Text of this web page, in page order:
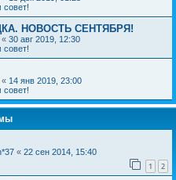
совет!
НОВОСТЬ СЕНТЯБРЯ!
« 30 авг 2019, 12:30
совет!
« 14 янв 2019, 23:00
совет!
« 22 сен 2014, 15:40
1 2